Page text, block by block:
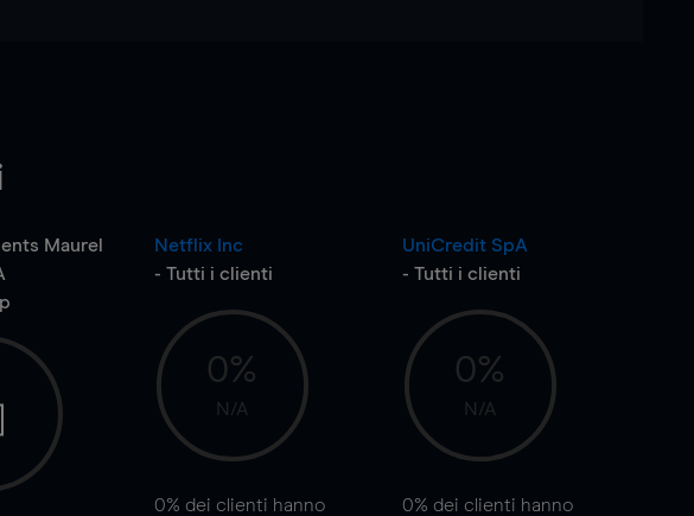
Maurel
Netflix Inc
- Tutti i clienti
0%
N/A
0% dei clienti hanno
UniCredit SpA
- Tutti i clienti
0%
N/A
0% dei clienti hanno